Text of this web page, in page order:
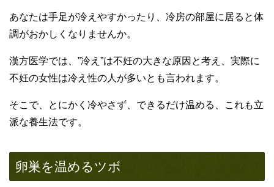
あなたは手足が冷えやすかったり、冷房の部屋に居ると体
調がおかしくなりませんか。
漢方医学では、”冷え”は不妊の大きな原因と考え、実際に
不妊の女性は冷え性の人が多いとも言われます。
そこで、とにかく冷やさず、できるだけ温める、これも立
派な養生法です。
卵巣を温めるツボ